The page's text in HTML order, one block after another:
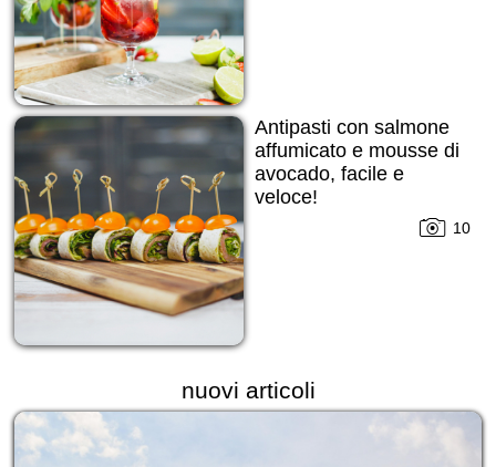
Antipasti con salmone
affumicato e mousse di
avocado, facile e
veloce!
10
nuovi articoli